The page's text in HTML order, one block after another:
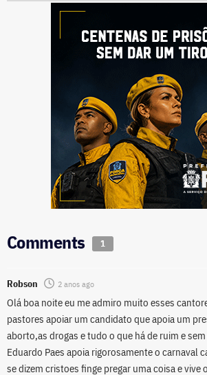
Comments 1
Robson 2 anos ago
Olá boa noite eu me admiro muito esses
pastores apoiar um candidato que apoia um
aborto,as drogas e tudo o que há de ruim e
Eduardo Paes apoia rigorosamente o carnaval
se dizem cristoes finge pregar uma coisa e